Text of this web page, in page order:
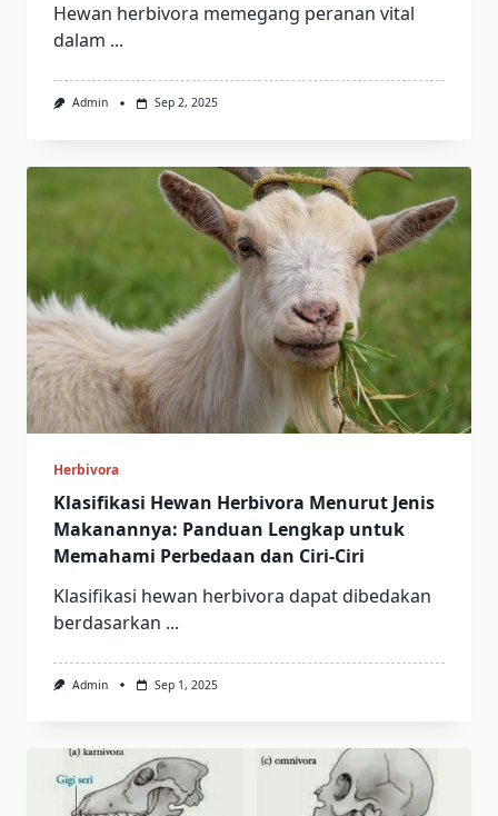
Hewan herbivora memegang peranan vital
dalam ...
Admin Sep 2, 2025
Herbivora
Klasifikasi Hewan Herbivora Menurut Jenis
Makanannya: Panduan Lengkap untuk
Memahami Perbedaan dan Ciri-Ciri
Klasifikasi hewan herbivora dapat dibedakan
berdasarkan ...
Admin Sep 1, 2025